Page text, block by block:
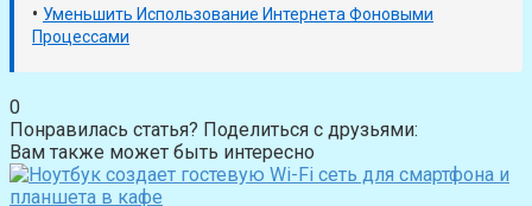
• Уменьшить Использование Интернета Фоновыми
Процессами
0
Понравилась статья? Поделиться с друзьями:
Вам также может быть интересно